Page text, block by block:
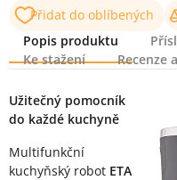
Přidat do oblíbených
Popis produktu
Ke stažení
Recenze
Popis produktu
Užitečný pomocník
do každé kuchyně
Multifunkční
kuchyňský robot ETA